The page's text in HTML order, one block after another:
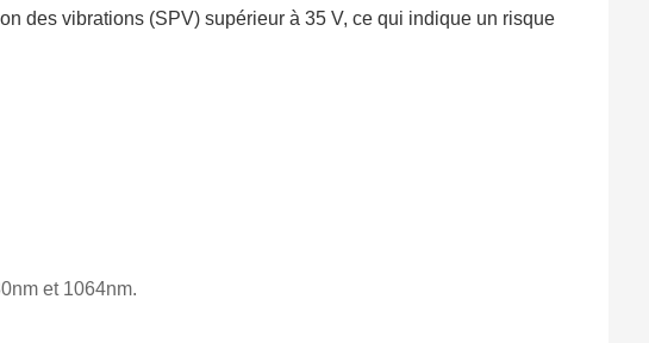
des vibrations (SPV) supérieur à 35 V, ce qui indique un risque
et 1064nm.